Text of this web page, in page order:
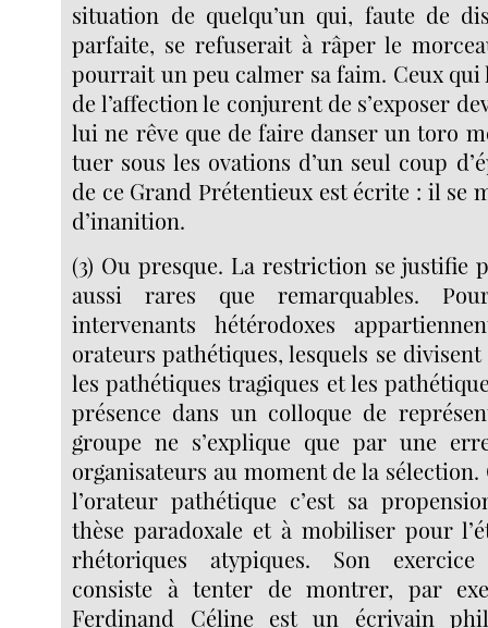
situation de quelqu’un qui, faute de
parfaite, se refuserait à râper le
pourrait un peu calmer sa faim. Ceux
de l’affection le conjurent de s’exposer
lui ne rêve que de faire danser un toro
tuer sous les ovations d’un seul coup
de ce Grand Prétentieux est écrite : il se
d’inanition.
(3) Ou presque. La restriction se justifie
aussi rares que remarquables.
intervenants hétérodoxes
orateurs pathétiques, lesquels se
les pathétiques tragiques et les
présence dans un colloque de
groupe ne s’explique que par une
organisateurs au moment de la
l’orateur pathétique c’est sa
thèse paradoxale et à mobiliser pour
rhétoriques atypiques. Son
consiste à tenter de montrer, par
Ferdinand Céline est un écrivain